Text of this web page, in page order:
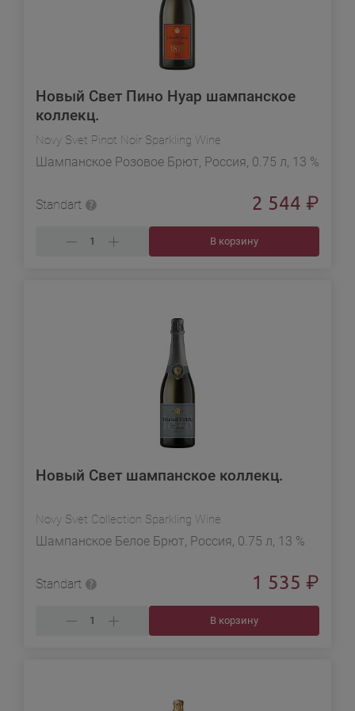
Новый Свет Пино Нуар шампанское
коллекц.
Novy Svet Pinot Noir Sparkling Wine
Шампанское Розовое Брют, Россия, 0.75 л, 13 %
Standart 2 544 ₽
В корзину
Новый Свет шампанское коллекц.
Novy Svet Collection Sparkling Wine
Шампанское Белое Брют, Россия, 0.75 л, 13 %
Standart 1 535 ₽
В корзину